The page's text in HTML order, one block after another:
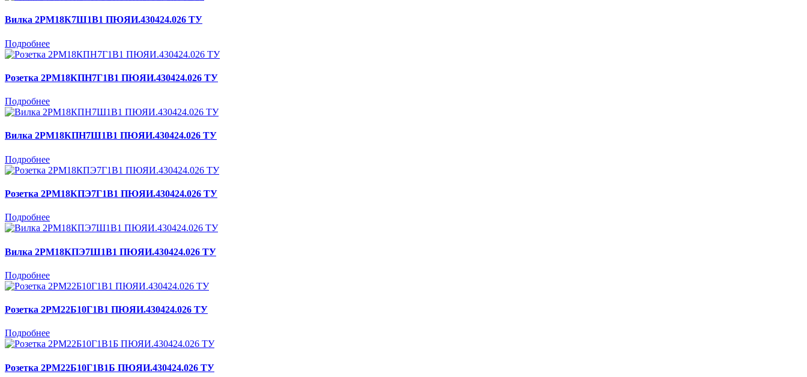
Вилка 2РМ18К7Ш1В1 ПЮЯИ.430424.026 ТУ
Подробнее
Розетка 2РМ18КПН7Г1В1 ПЮЯИ.430424.026 ТУ
Подробнее
Вилка 2РМ18КПН7Ш1В1 ПЮЯИ.430424.026 ТУ
Подробнее
Розетка 2РМ18КПЭ7Г1В1 ПЮЯИ.430424.026 ТУ
Подробнее
Вилка 2РМ18КПЭ7Ш1В1 ПЮЯИ.430424.026 ТУ
Подробнее
Розетка 2РМ22Б10Г1В1 ПЮЯИ.430424.026 ТУ
Подробнее
Розетка 2РМ22Б10Г1В1Б ПЮЯИ.430424.026 ТУ